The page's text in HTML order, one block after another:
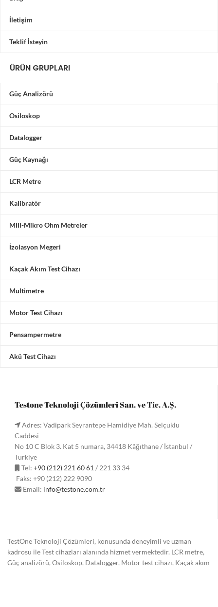
İletişim
Teklif İsteyin
ÜRÜN GRUPLARI
Güç Analizörü
Osiloskop
Datalogger
Güç Kaynağı
LCR Metre
Kalibratör
Mili-Mikro Ohm Metreler
İzolasyon Megeri
Kaçak Akım Test Cihazı
Multimetre
Motor Test Cihazı
Pensampermetre
Akü Test Cihazı
Testone Teknoloji Çözümleri San. ve Tic. A.Ş.
Adres: Vadipark Seyrantepe Hamidiye Mah. Selçuklu
Caddesi
No 10 C Blok 3. Kat 5 numara, 34418 Kâğıthane / İstanbul /
Türkiye
Tel: +90 (212) 221 60 61 / 221 33 34
Faks: +90 (212) 222 9090
Email: info@testone.com.tr
TestOne Teknoloji Çözümleri, konusunda deneyimli ve uzman
kadrosu ile Test cihazları alanında hizmet vermektedir. LCR metre,
Güç analizörü, Osiloskop, Datalogger, Motor test cihazı, Kaçak akım